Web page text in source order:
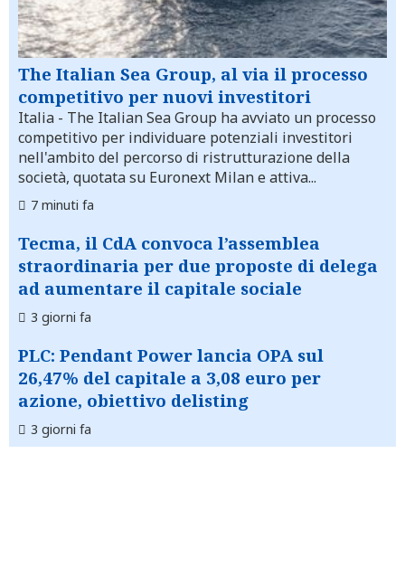
The Italian Sea Group, al via il processo
competitivo per nuovi investitori
Italia - The Italian Sea Group ha avviato un processo
competitivo per individuare potenziali investitori
nell'ambito del percorso di ristrutturazione della
società, quotata su Euronext Milan e attiva...
7 minuti fa
Tecma, il CdA convoca l’assemblea
straordinaria per due proposte di delega
ad aumentare il capitale sociale
3 giorni fa
PLC: Pendant Power lancia OPA sul
26,47% del capitale a 3,08 euro per
azione, obiettivo delisting
3 giorni fa